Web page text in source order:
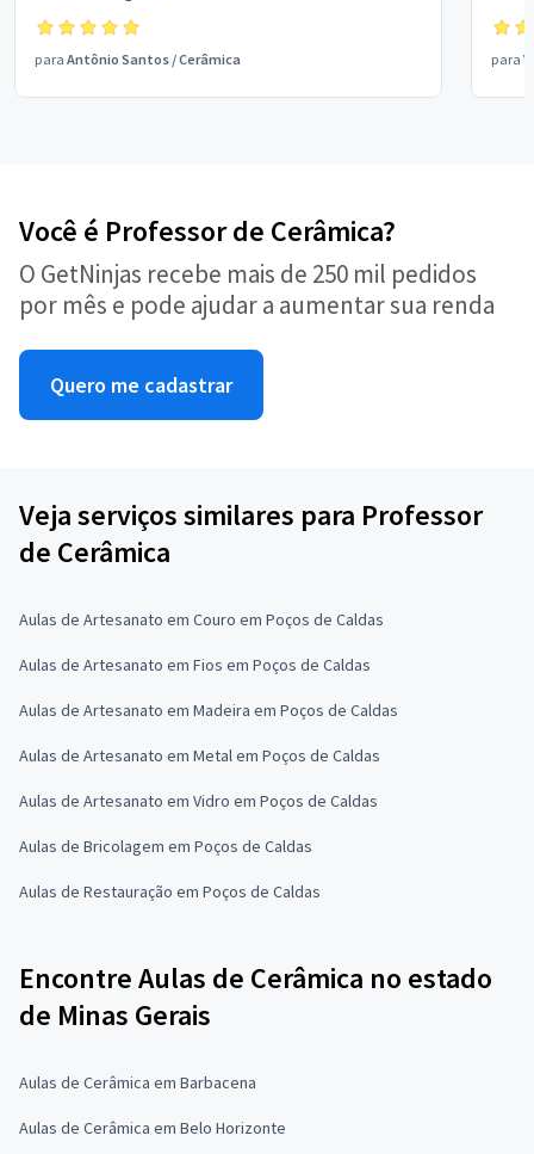
para Antônio Santos /Cerâmica para
Você é Professor de Cerâmica?
O GetNinjas recebe mais de 250 mil pedidos
por mês e pode ajudar a aumentar sua renda
Quero me cadastrar
Veja serviços similares para Professor
de Cerâmica
Aulas de Artesanato em Couro em Poços de Caldas
Aulas de Artesanato em Fios em Poços de Caldas
Aulas de Artesanato em Madeira em Poços de Caldas
Aulas de Artesanato em Metal em Poços de Caldas
Aulas de Artesanato em Vidro em Poços de Caldas
Aulas de Bricolagem em Poços de Caldas
Aulas de Restauração em Poços de Caldas
Encontre Aulas de Cerâmica no estado
de Minas Gerais
Aulas de Cerâmica em Barbacena
Aulas de Cerâmica em Belo Horizonte